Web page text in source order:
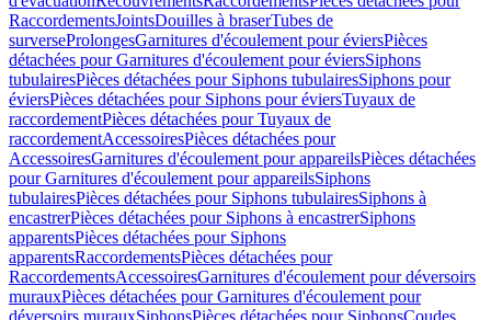
RaccordementsJointsDouilles à braserTubes de
surverseProlongesGarnitures d'écoulement pour éviersPièces
détachées pour Garnitures d'écoulement pour éviersSiphons
tubulairesPièces détachées pour Siphons tubulairesSiphons pour
éviersPièces détachées pour Siphons pour éviersTuyaux de
raccordementPièces détachées pour Tuyaux de
raccordementAccessoiresPièces détachées pour
AccessoiresGarnitures d'écoulement pour appareilsPièces détachées
pour Garnitures d'écoulement pour appareilsSiphons
tubulairesPièces détachées pour Siphons tubulairesSiphons à
encastrerPièces détachées pour Siphons à encastrerSiphons
apparentsPièces détachées pour Siphons
apparentsRaccordementsPièces détachées pour
RaccordementsAccessoiresGarnitures d'écoulement pour déversoirs
murauxPièces détachées pour Garnitures d'écoulement pour
déversoirs murauxSiphonsPièces détachées pour SiphonsCoudes